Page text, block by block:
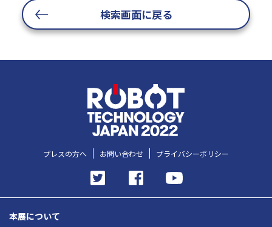
検索画面に戻る
プレスの方へ お問い合わせ プライバシーポリシー
本展について